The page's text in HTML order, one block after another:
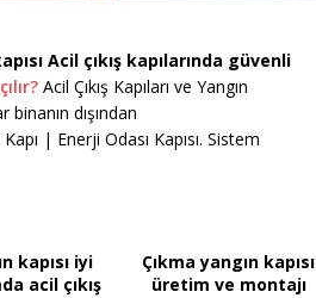
Acil çıkış kapılarında güvenli
Acil Çıkış Kapıları ve Yangın
dışından
| Enerji Odası Kapısı. Sistem
kapısı iyi
acil çıkış
Çıkma yangın kapısı
üretim ve montajı